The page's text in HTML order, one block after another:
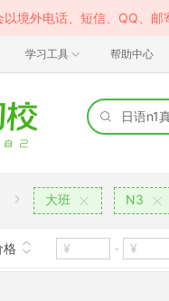
以境外电话、短信、QQ、邮
学习工具 帮助中心
大班 N3
格 -